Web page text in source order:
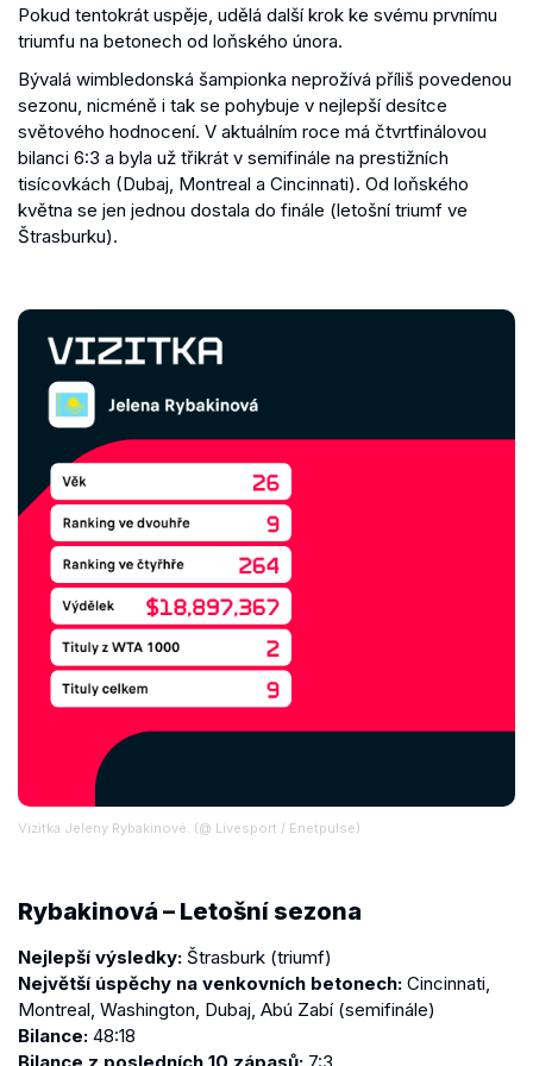
Pokud tentokrát uspěje, udělá další krok ke svému prvnímu
triumfu na betonech od loňského února.
Bývalá wimbledonská šampionka neprožívá příliš povedenou
sezonu, nicméně i tak se pohybuje v nejlepší desítce
světového hodnocení. V aktuálním roce má čtvrtfinálovou
bilanci 6:3 a byla už třikrát v semifinále na prestižních
tisícovkách (Dubaj, Montreal a Cincinnati). Od loňského
května se jen jednou dostala do finále (letošní triumf ve
Štrasburku).
Vizitka Jeleny Rybakinové. (@ Livesport / Enetpulse)
Rybakinová – Letošní sezona
Nejlepší výsledky: Štrasburk (triumf)
Největší úspěchy na venkovních betonech: Cincinnati,
Montreal, Washington, Dubaj, Abú Zabí (semifinále)
Bilance: 48:18